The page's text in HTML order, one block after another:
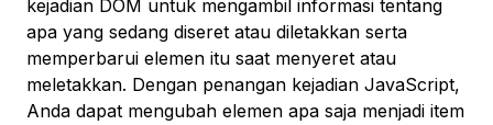
kejadian DOM untuk mengambil informasi tentang
apa yang sedang diseret atau diletakkan serta
memperbarui elemen itu saat menyeret atau
meletakkan. Dengan penangan kejadian JavaScript,
Anda dapat mengubah elemen apa saja menjadi item